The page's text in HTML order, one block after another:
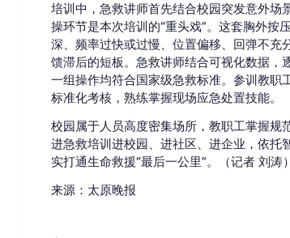
培训中，急救讲师首先结合校园突发意外场
操环节是本次培训的“重头戏”。这套胸外按
深、频率过快或过慢、位置偏移、回弹不充
馈滞后的短板。急救讲师结合可视化数据，
一组操作均符合国家级急救标准。参训教职
标准化考核，熟练掌握现场应急处置技能。
校园属于人员高度密集场所，教职工掌握规
进急救培训进校园、进社区、进企业，依托
实打通生命救援“最后一公里”。（记者 刘涛）
来源：太原晚报